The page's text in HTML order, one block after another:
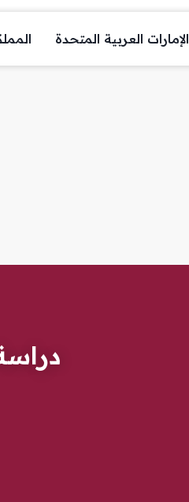
الإمارات العربية المتحدة